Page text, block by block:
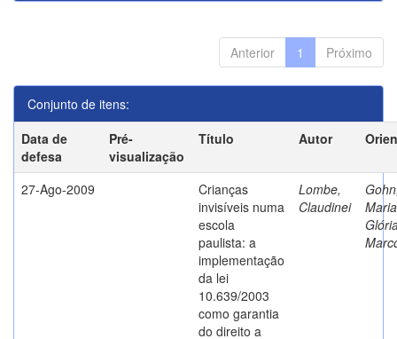
Anterior 1 Próximo
Conjunto de itens:
Data de
defesa
Pré-
visualização
Título Autor
27-Ago-2009
Crianças
invisíveis numa
escola
paulista: a
implementação
da lei
10.639/2003
como garantia
do direito a
Lombe,
Claudinei